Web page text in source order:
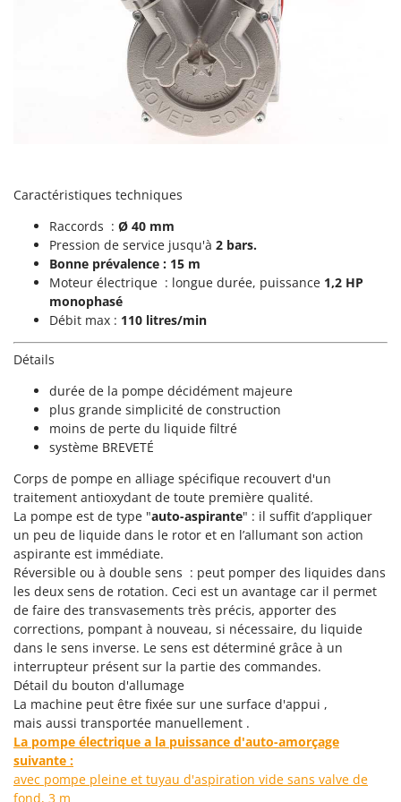
Perches Élagueuses
Pétrins à Spirale
Planteuses de pommes de terre pour tracteur
Plateaux de coupe pour tracteur
Pompes de transfert
Pompes immergées électriques
Postes à souder
Poussoirs à saucisse
Presses à pellets
Pressoirs à fruits
Pressoirs à Raisin
Pulvérisateurs
Pulvérisateurs portés
R
Rafraîchisseurs d'air par évaporation
Rampes de chargement en aluminium
Râpes à fromage électriques
Râteaux pour tracteur
Remplisseuses
Robots nettoyeurs de piscine
Robots Tondeuses
Rogneuses de souches
Rouleaux pour tracteur
S
Scies à os
Scies à Ruban
Gierre
Ginko - MGM
Gipeco
Girmi
GRAEF
GreenBay
Greenworks
GRIFO
GVS
GYS
H
Hailo
Helvi
Henx
HiKOKI
Honda
I
Idromatic
Il-Tec
Imperia
Infaco
Intec
Caractéristiques techniques
Raccords : Ø 40 mm
Pression de service jusqu'à 2 bars.
Bonne prévalence : 15 m
Moteur électrique : longue durée, puissance 1,2 HP
monophasé
Débit max : 110 litres/min
Détails
durée de la pompe décidément majeure
plus grande simplicité de construction
moins de perte du liquide filtré
système BREVETÉ
Corps de pompe en alliage spécifique recouvert d'un
traitement antioxydant de toute première qualité.
La pompe est de type "auto-aspirante" : il suffit d’appliquer
un peu de liquide dans le rotor et en l’allumant son action
aspirante est immédiate.
Réversible ou à double sens : peut pomper des liquides dans
les deux sens de rotation. Ceci est un avantage car il permet
de faire des transvasements très précis, apporter des
corrections, pompant à nouveau, si nécessaire, du liquide
dans le sens inverse. Le sens est déterminé grâce à un
interrupteur présent sur la partie des commandes.
Détail du bouton d'allumage
La machine peut être fixée sur une surface d'appui ,
mais aussi transportée manuellement .
La pompe électrique a la puissance d'auto-amorçage
suivante :
avec pompe pleine et tuyau d'aspiration vide sans valve de
fond, 3 m